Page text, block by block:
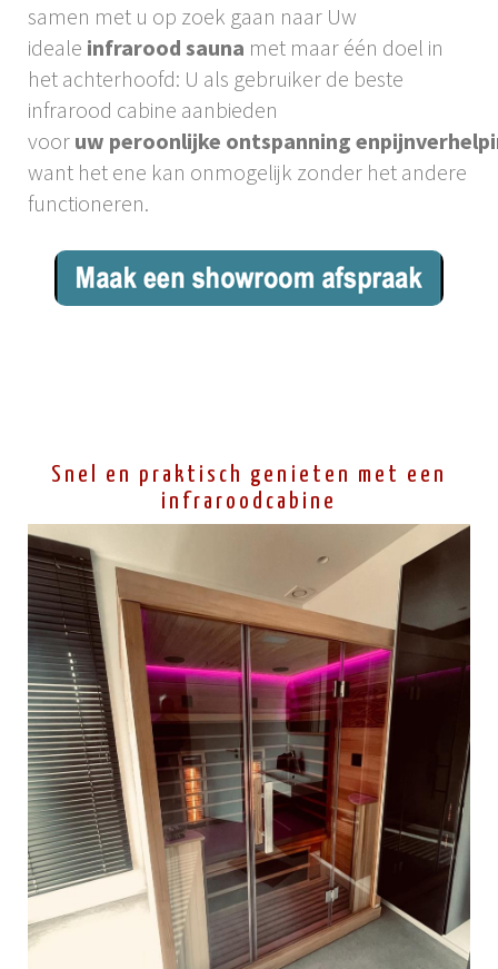
samen met u op zoek gaan naar Uw
ideale infrarood sauna met maar één doel in
het achterhoofd: U als gebruiker de beste
infrarood cabine aanbieden
voor uw peroonlijke ontspanning en
want het ene kan onmogelijk zonder het andere
functioneren.
Snel en praktisch genieten met een
infraroodcabine